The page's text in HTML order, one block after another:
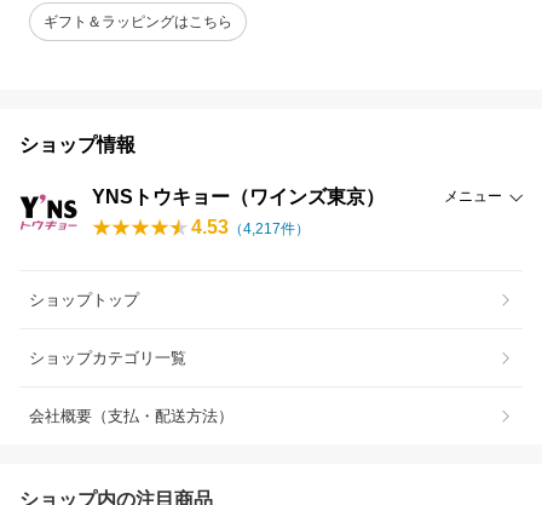
ギフト＆ラッピングはこちら
ショップ情報
YNSトウキョー（ワインズ東京） メニュー
4.53 （4,217件）
ショップトップ
ショップカテゴリ一覧
会社概要（支払・配送方法）
ショップ内の注目商品